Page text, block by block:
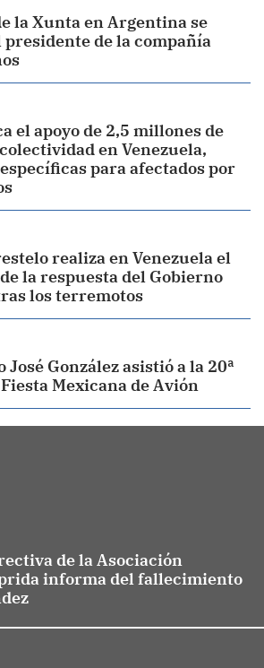
la Xunta en Argentina se
de la compañía
el apoyo de 2,5 millones de
en Venezuela,
para afectados por
realiza en Venezuela el
la respuesta del Gobierno
los terremotos
González asistió a la 20ª
Mexicana de Avión
de la Asociación
informa del fallecimiento